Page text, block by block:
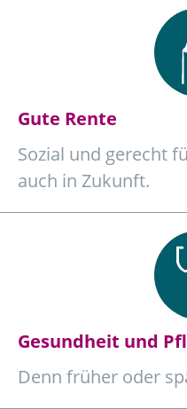
Gute Rente
Sozial und gerecht
auch in Zukunft.
Gesundheit und
Denn früher oder